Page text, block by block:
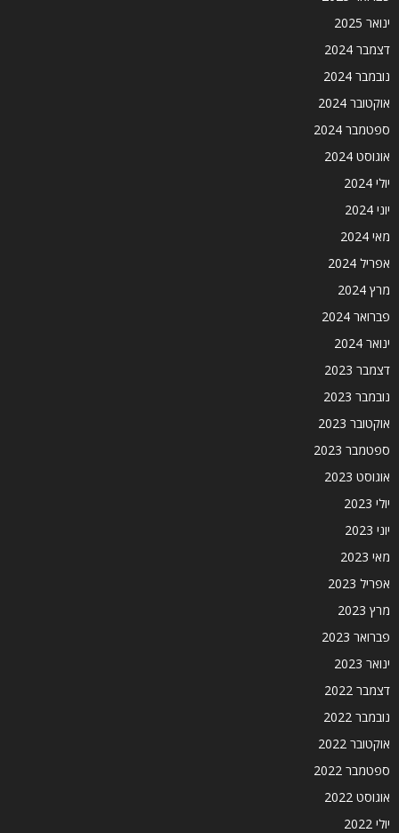
ינואר 2025
דצמבר 2024
נובמבר 2024
אוקטובר 2024
ספטמבר 2024
אוגוסט 2024
יולי 2024
יוני 2024
מאי 2024
אפריל 2024
מרץ 2024
פברואר 2024
ינואר 2024
דצמבר 2023
נובמבר 2023
אוקטובר 2023
ספטמבר 2023
אוגוסט 2023
יולי 2023
יוני 2023
מאי 2023
אפריל 2023
מרץ 2023
פברואר 2023
ינואר 2023
דצמבר 2022
נובמבר 2022
אוקטובר 2022
ספטמבר 2022
אוגוסט 2022
יולי 2022